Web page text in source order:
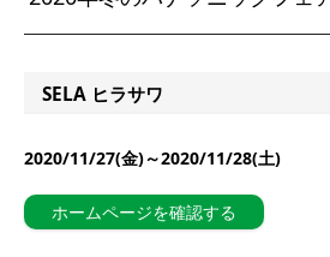
SELA ヒラサワ
2020/11/27(金)～2020/11/28(土)
ホームページを確認する